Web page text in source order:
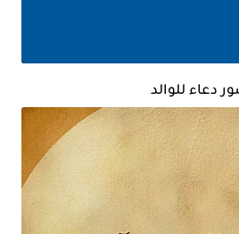
دعاء للوالد